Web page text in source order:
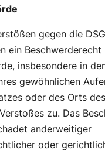
gegen die
ein Beschwerderecht
insbesondere in
gewöhnlichen
oder des Orts des
zu. Das
anderweitiger
oder